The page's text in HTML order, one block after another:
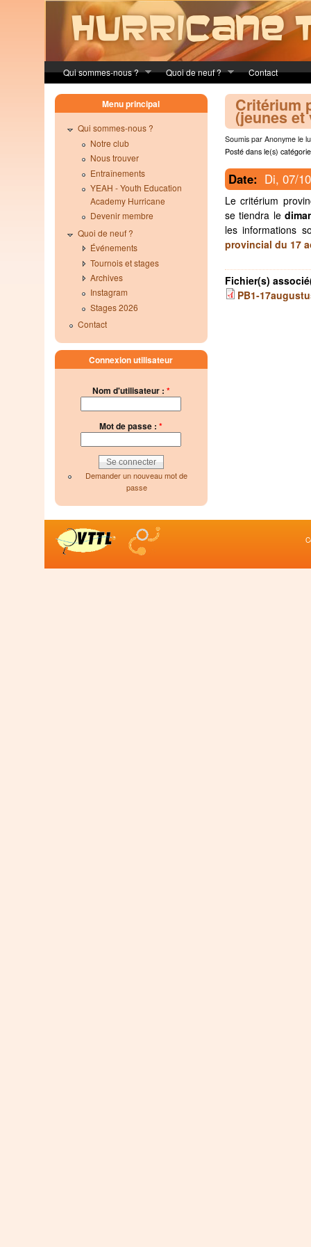
Qui sommes-nous ? Quoi de neuf ? Contact
Critérium
(jeunes et
Soumis par Anonyme le
Posté dans le(s)
Date: Di, 07/
Le critérium
se tiendra le
les informations
provincial du 17
Fichier(s)
PB1-
Menu principal
Qui sommes-nous ?
Notre club
Nous trouver
Entraînements
YEAH - Youth Education
Academy Hurricane
Devenir membre
Quoi de neuf ?
Événements
Tournois et stages
Archives
Instagram
Stages 2026
Contact
Connexion utilisateur
Nom d'utilisateur : *
Mot de passe :*
Demander un nouveau mot de
passe